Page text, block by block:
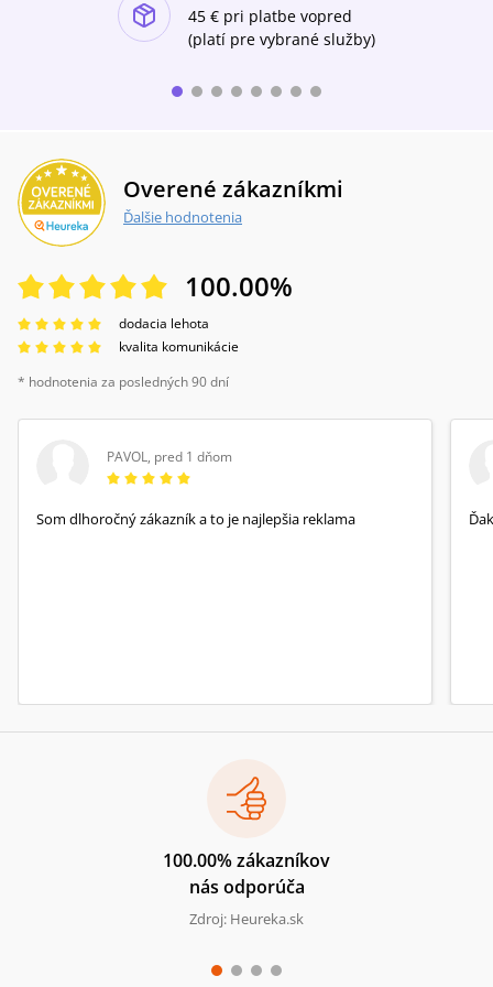
dcéry nacistu vzniklo pozoruhodné prozaické
dielo, ktoré je dodnes bolestne aktuálne.
knihy je nielen pripomenutím skvelého autora,
ale aj snahou o oživenie našej pamäte.
45 € pri platbe vopred
(platí pre vybrané služby)
Overené zákazníkmi
Ďalšie hodnotenia
100.00%
dodacia lehota
kvalita komunikácie
* hodnotenia za posledných 90 dní
PAVOL, pred 1 dňom
Som dlhoročný zákazník a to je najlepšia reklama
100.00% zákazníkov
nás odporúča
Zdroj: Heureka.sk